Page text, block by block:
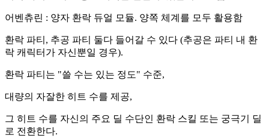
어벤츄린 : 양자 환락 듀얼 모듈. 양쪽 체계를 모두 활용함
환락 파티, 추공 파티 둘다 들어갈 수 있다 (추공은 파티 내 환
락 캐릭터가 자신뿐일 경우).
환락 파티는 "쓸 수는 있는 정도" 수준,
대량의 자잘한 히트 수를 제공,
그 히트 수를 자신의 주요 딜 수단인 환락 스킬 또는 궁극기 딜
로 전환한다.